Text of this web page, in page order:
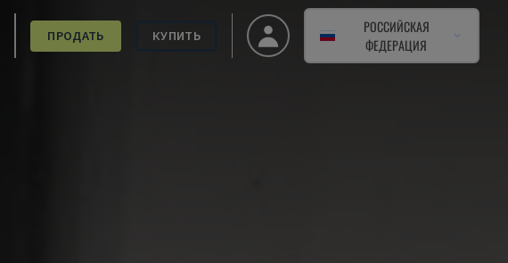
ПРОДАТЬ КУПИТЬ
РОССИЙСКАЯ
ФЕДЕРАЦИЯ